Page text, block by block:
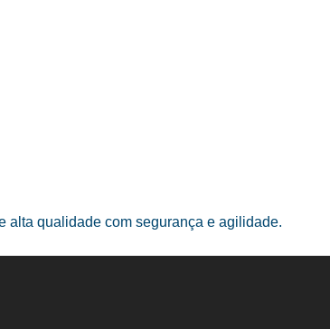
alta qualidade com segurança e agilidade.